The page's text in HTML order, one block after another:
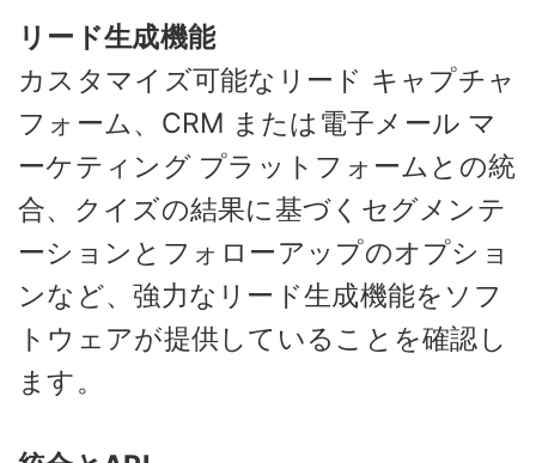
リード生成機能
カスタマイズ可能なリード キャプチャ
フォーム、CRM または電子メール マ
ーケティング プラットフォームとの統
合、クイズの結果に基づくセグメンテ
ーションとフォローアップのオプショ
ンなど、強力なリード生成機能をソフ
トウェアが提供していることを確認し
ます。